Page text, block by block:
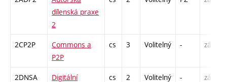
dílenská praxe
2
2CP2P
Commons a
P2P
cs 3 Volitelný - zá
2DNSA
Digitální
cs 2 Volitelný - zá